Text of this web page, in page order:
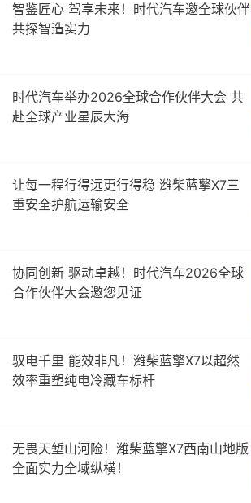
智鉴匠心 驾享未来！时代汽车邀全球伙伴
共探智造实力
时代汽车举办2026全球合作伙伴大会 共
赴全球产业星辰大海
让每一程行得远更行得稳 潍柴蓝擎X7三
重安全护航运输安全
协同创新 驱动卓越！时代汽车2026全球
合作伙伴大会邀您见证​
驭电千里 能效非凡！潍柴蓝擎X7以超然
效率重塑纯电冷藏车标杆
无畏天堑山河险！潍柴蓝擎X7西南山地版
全面实力全域纵横！